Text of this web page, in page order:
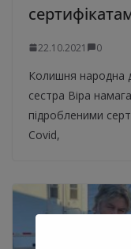
22.10.2021 0
Колишня народна
сестра Віра
підробленими
Covid,